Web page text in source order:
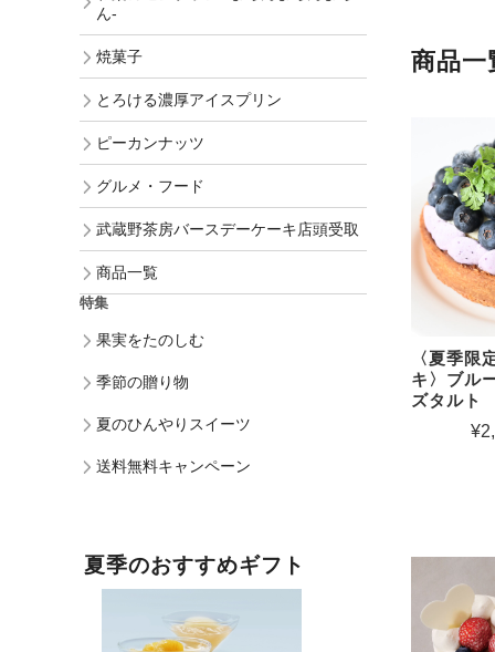
商品一
〈夏季限
キ〉ブル
ズタルト
ん-
焼菓子
とろける濃厚アイスプリン
ピーカンナッツ
グルメ・フード
武蔵野茶房バースデーケーキ店頭受取
商品一覧
特集
果実をたのしむ
季節の贈り物
夏のひんやりスイーツ
送料無料キャンペーン
夏季のおすすめギフト